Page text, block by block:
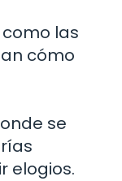
las
cómo
se
elogios.